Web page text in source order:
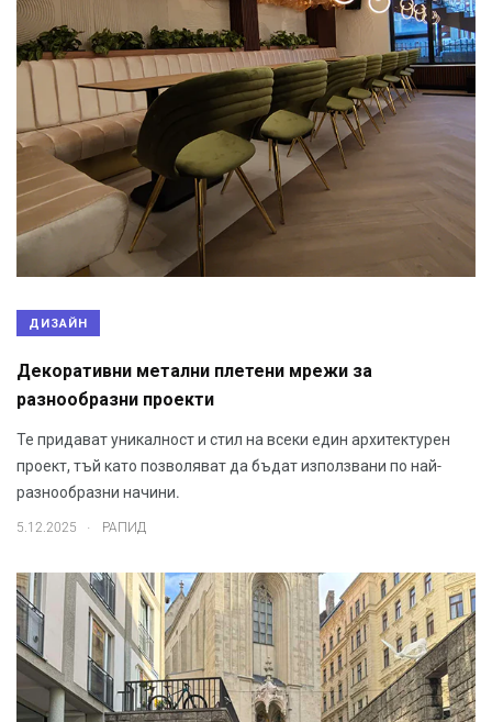
ДИЗАЙН
Декоративни метални плетени мрежи за
разнообразни проекти
Те придават уникалност и стил на всеки един архитектурен
проект, тъй като позволяват да бъдат използвани по най-
разнообразни начини.
5.12.2025 РАПИД